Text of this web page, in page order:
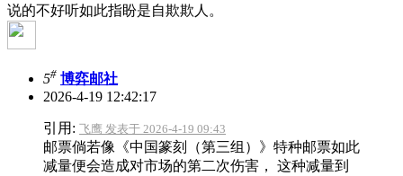
说的不好听如此指盼是自欺欺人。
5# 博弈邮社
2026-4-19 12:42:17
引用: 飞鹰 发表于 2026-4-19 09:43
邮票倘若像《中国篆刻（第三组）》特种邮票如此
减量便会造成对市场的第二次伤害， 这种减量到